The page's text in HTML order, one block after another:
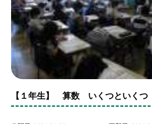
【１年生】 算数 いくつといくつ